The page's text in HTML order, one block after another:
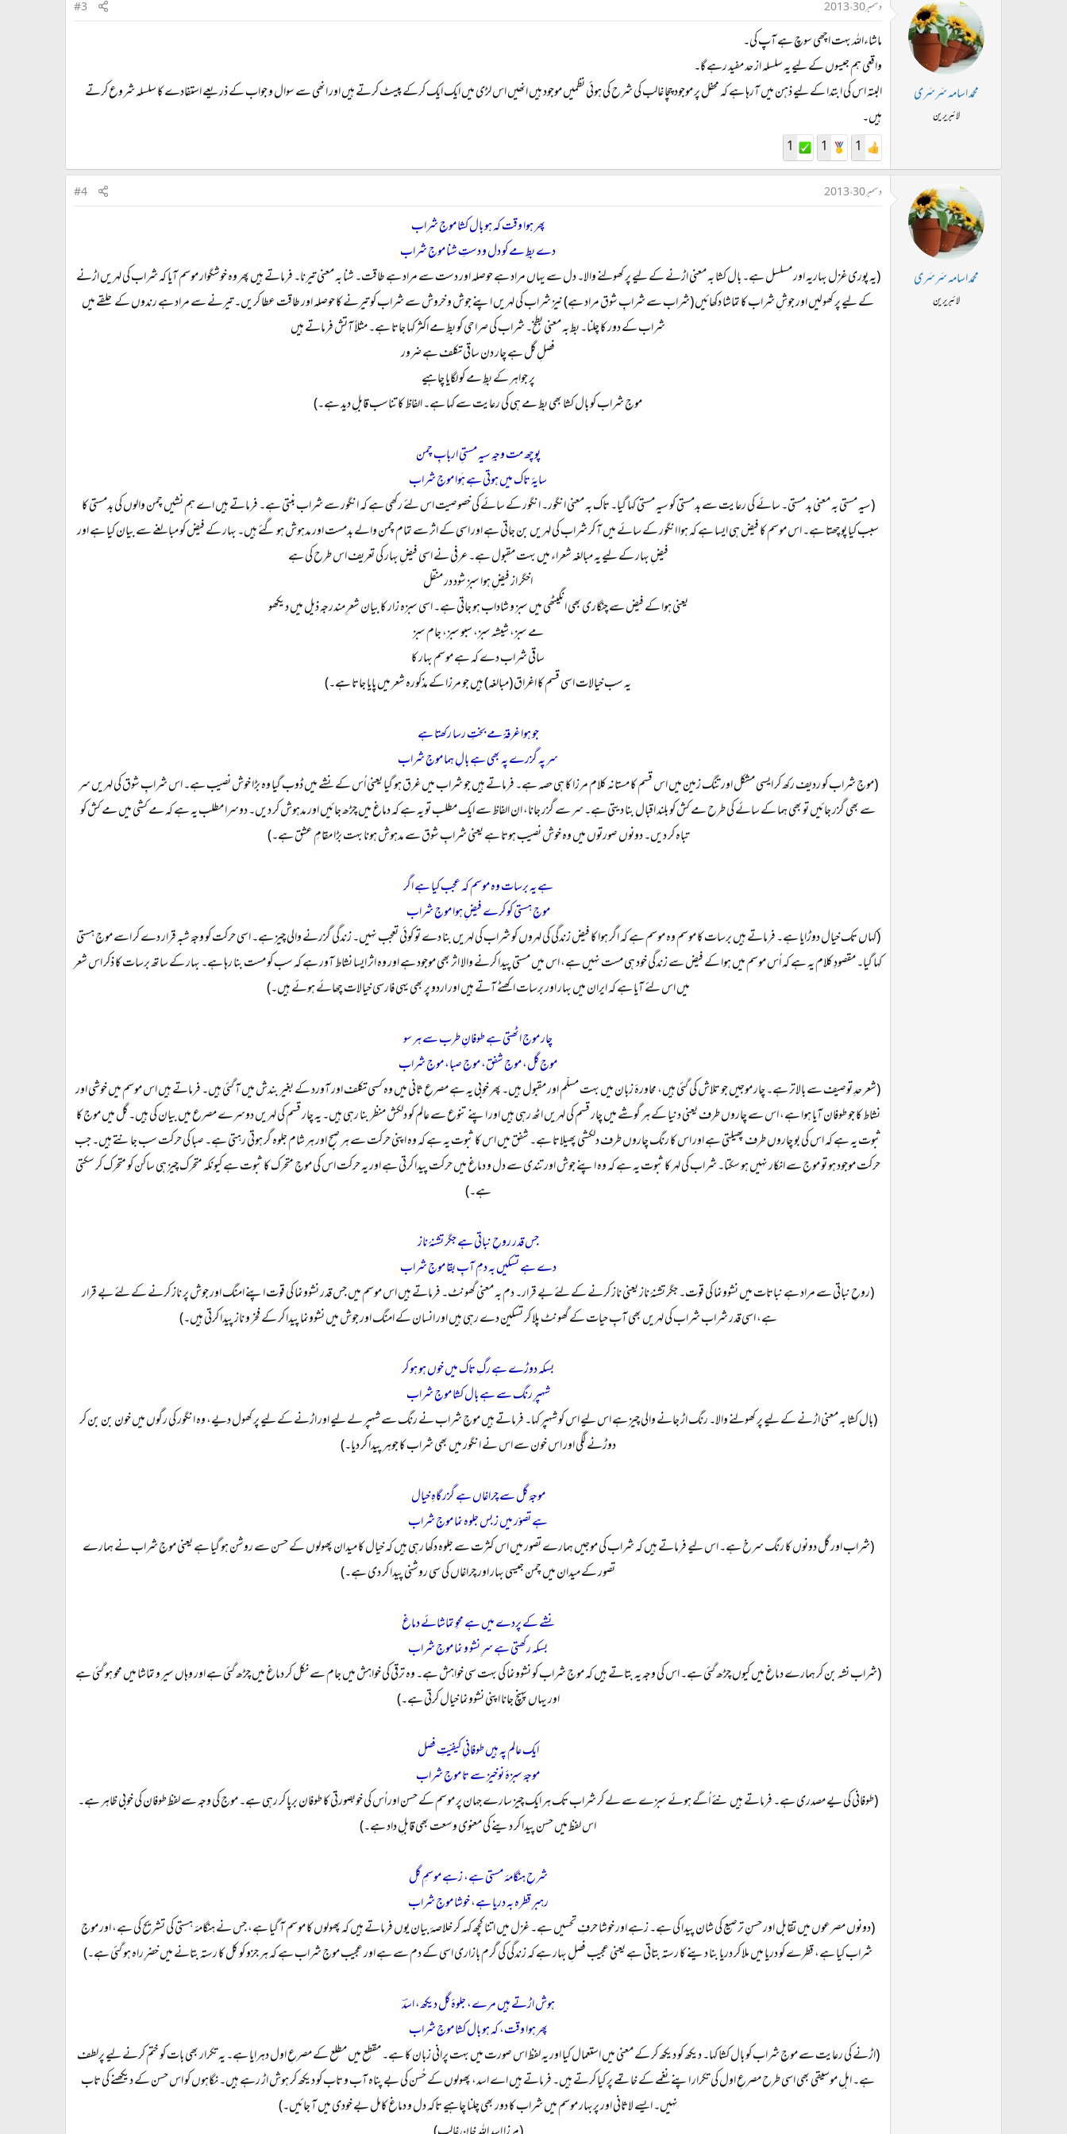
محمد اسامہ سَرسَری
لائبریرین
دسمبر 30، 2013 #3
ماشاءاللہ بہت اچھی سوچ ہے آپ کی۔
واقعی ہم جیسوں کے لیے یہ سلسلہ از حد مفید رہے گا۔
البتہ اس کی ابتدا کے لیے ذہن میں آرہا ہے کہ محفل پر موجود چچا غالب کی شرح کی ہوئی نظمیں موجود ہیں انھیں اس لڑی میں ایک ایک کرکے پیسٹ کرتے ہیں اور انھی سے سوال و جواب کے ذریعے استفادے کا سلسلہ شروع کرتے
ہیں۔
1
1
1
محمد اسامہ سَرسَری
لائبریرین
دسمبر 30، 2013 #4
پھر ہوا وقت کہ ہو بال کشا موجِ شراب
دے بطِ مے کو دل و دستِ شنا موجِ شراب
(یہ پوری غزل بہاریہ اور مسلسل ہے۔ بال کشا بہ معنی اڑنے کے لیے پر کھولنے والا۔ دل سے یہاں مراد ہے حوصلہ اور دست سے مراد ہے طاقت۔ شنا بہ معنی تیرنا۔ فرماتے ہیں پھر وہ خوشگوار موسم آیا کہ شراب کی لہریں اڑنے
کے لیے پر کھولیں اور جوشِ شراب کا تماشا دکھائیں (شراب سے شرابِ شوق مراد ہے) نیز شراب کی لہریں اپنے جوش و خروش سے شراب کو تیرنے کا حوصلہ اور طاقت عطا کریں۔ تیرنے سے مراد ہے رندوں کے حلقے میں
شراب کے دور کا چلنا۔ بط بہ معنی بطخ۔ شراب کی صراحی کو بطِ مے اکثر کہا جاتا ہے۔ مثلاً آتش فرماتے ہیں
فصلِ گل ہے چار دن ساقی تکلف ہے ضرور
پر جواہر کے بطِ مے کو لگایا چاہیے
موجِ شراب کو بال کشا بھی بطِ مے ہی کی رعایت سے کہا ہے۔ الفاظ کا تناسب قابلِ دید ہے۔)
پوچھ مت وجہِ سیہ مستیِ اربابِ چمن
سایۂ تاک میں ہوتی ہے ہَوا موجِ شراب
(سیہ مستی بہ معنی بدمستی۔ سائے کی رعایت سے بدمستی کو سیہ مستی کہا گیا۔ تاک بہ معنی انگور۔ انگور کے سائے کی خصوصیت اس لئے رکھی ہے کہ انگور سے شراب بنتی ہے۔ فرماتے ہیں اے ہم نشیں چمن والوں کی بدمستی کا
سبب کیا پوچھتا ہے۔ اس موسم کا فیض ہی ایسا ہے کہ ہوا انگور کے سائے میں آ کر شراب کی لہریں بن جاتی ہے اور اسی کے اثر سے تمام چمن والے بدمست اور مدہوش ہو گئے ہیں۔ بہار کے فیض کو مبالغے سے بیان کیا ہے اور
فیضِ بہار کے لیے یہ مبالغہ شعراء میں بہت مقبول ہے۔ عرفی نے اسی فیضِ بہار کی تعریف اس طرح کی ہے
اخگر از فیضِ ہوا سبز شود در منقل
یعنی ہوا کے فیض سے چنگاری بھی انگیٹھی میں سبز و شاداب ہو جاتی ہے۔ اسی سبزہ زار کا بیان شعرِ مندرجہ ذیل میں دیکھو
مے سبز، شیشہ سبز، سبو سبز، جام سبز
ساقی شراب دے کہ ہے موسم بہار کا
یہ سب خیالات اسی قسم کا اغراق (مبالغہ) ہیں جو مرزا کے مذکورہ شعر میں پایا جاتا ہے۔)
جو ہوا غرقۂ مے بختِ رسا رکھتا ہے
سر پہ گزرے پہ بھی ہے بالِ ہما موجِ شراب
(موجِ شراب کو ردیف رکھ کر ایسی مشکل اور تنگ زمین میں اس قسم کا مستانہ کلام مرزا کا ہی حصہ ہے۔ فرماتے ہیں جو شراب میں غرق ہو گیا یعنی اُس کے نشے میں ڈوب گیا وہ بڑا خوش نصیب ہے۔ اس شرابِ شوق کی لہریں سر
سے بھی گزر جائیں تو بھی ہما کے سائے کی طرح مے کش کو بلند اقبال بنا دیتی ہے۔ سر سے گزر جانا، ان الفاظ سے ایک مطلب تو یہ ہے کہ دماغ میں چڑھ جائیں اور مدہوش کر دیں۔ دوسرا مطلب یہ ہے کہ مے کشی میں مے کش کو
تباہ کر دیں۔ دونوں صورتوں میں وہ خوش نصیب ہوتا ہے یعنی شرابِ شوق سے مدہوش ہونا بہت بڑا مقامِ عشق ہے۔)
ہے یہ برسات وہ موسم کہ عجب کیا ہے اگر
موجِ ہستی کو کرے فیضِ ہوا موجِ شراب
(کہاں تک خیال دوڑایا ہے۔ فرماتے ہیں برسات کا موسم وہ موسم ہے کہ اگر ہوا کا فیض زندگی کی لہروں کو شراب کی لہریں بنا دے تو کوئی تعجب نہیں۔ زندگی گزرنے والی چیز ہے۔ اسی حرکت کو وجۂ شبہ قرار دے کر اسے موجِ ہستی
کہا گیا۔ مقصودِ کلام یہ ہے کہ اُس موسم میں ہوا کے فیض سے زندگی خود ہی مست نہیں ہے، اس میں مستی پیدا کرنے والا اثر بھی موجود ہے اور وہ اثر ایسا نشاط آور ہے کہ سب کو مست بنا رہا ہے۔ بہار کے ساتھ برسات کا ذکر اس شعر
میں اس لئے آیا ہے کہ ایران میں بہار اور برسات اکھٹے آتے ہیں اور اردو پر بھی یہی فارسی خیالات چھائے ہوئے ہیں۔)
چار موج اٹھتی ہے طوفانِ طرب سے ہر سو
موجِ گل، موجِ شفق، موجِ صبا، موجِ شراب
(شعر حدِ توصیف سے بالاتر ہے۔ چار موجیں جو تلاش کی گئی ہیں، محاورۂ زبان میں بہت مسلّم اور مقبول ہیں۔ پھر خوبی یہ ہے مصرعِ ثانی میں وہ کسی تکلف اور آورد کے بغیر بندش میں آ گئی ہیں۔ فرماتے ہیں اس موسم میں خوشی اور
نشاط کا جو طوفان آیا ہوا ہے، اس سے چاروں طرف یعنی دنیا کے ہر گوشے میں چار قسم کی لہریں اٹھ رہی ہیں اور اپنے تنوع سے عالم کو دلکش منظر بنا رہی ہیں۔ یہ چار قسم کی لہریں دوسرے مصرع میں بیان کی ہیں۔ گل میں موج کا
ثبوت یہ ہے کہ اس کی بو چاروں طرف پھیلتی ہے اور اس کا رنگ چاروں طرف دلکشی پھیلاتا ہے۔ شفق میں اس کا ثبوت یہ ہے کہ وہ اپنی حرکت سے ہر صبح اور ہر شام جلوہ گر ہوتی رہتی ہے۔ صبا کی حرکت سب جانتے ہیں۔ جب
حرکت موجود ہو تو موج سے انکار نہیں ہو سکتا۔ شراب کی لہر کا ثبوت یہ ہے کہ وہ اپنے جوش اور تندی سے دل و دماغ میں حرکت پیدا کرتی ہے اور یہ حرکت اس کی موجِ متحرک کا ثبوت ہے کیونکہ متحرک چیز ہی ساکن کو متحرک کر سکتی
ہے۔)
جس قدر روحِ نباتی ہے جگر تشنۂ ناز
دے ہے تسکیں بہ دمِ آبِ بقا موجِ شراب
(روحِ نباتی سے مراد ہے نباتات میں نشوونما کی قوت۔ جگر تشنۂ ناز یعنی ناز کرنے کے لئے بے قرار۔ دم بہ معنی گھونٹ۔ فرماتے ہیں اس موسم میں جس قدر نشوونما کی قوت اپنے امنگ اور جوش پر ناز کرنے کے لئے بے قرار
ہے، اسی قدر شراب شراب کی لہریں بھی آبِ حیات کے گھونٹ پلا کر تسکین دے رہی ہیں اور انسان کے امنگ اور جوش میں نشوونما پیدا کر کے فخر و ناز پیدا کرتی ہیں۔)
بسکہ دوڑے ہے رگِ تاک میں خوں ہو ہو کر
شہپرِ رنگ سے ہے بال کشا موجِ شراب
(بال کشا بہ معنی اڑنے کے لیے پر کھولنے والا۔ رنگ اڑ جانے والی چیز ہے اس لیے اس کو شہپر کہا۔ فرماتے ہیں موجِ شراب نے رنگ سے شہپر لے لیے اور اڑنے کے لیے پر کھول دیے، وہ انگور کی رگوں میں خون بن بن کر
دوڑنے لگی اور اس خون سے اس نے انگور میں بھی شراب کا جوہر پیدا کر دیا۔)
موجۂ گل سے چراغاں ہے گزر گاہِ خیال
ہے تصوّر میں ز بس جلوہ نما موجِ شراب
(شراب اور گل دونوں کا رنگ سرخ ہے۔ اس لیے فرماتے ہیں کہ شراب کی موجیں ہمارے تصور میں اس کثرت سے جلوہ دکھا رہی ہیں کہ خیال کا میدان پھولوں کے حسن سے روشن ہو گیا ہے یعنی موجِ شراب نے ہمارے
تصور کے میدان میں چمن جیسی بہار اور چراغاں کی سی روشنی پیدا کر دی ہے۔)
نشے کے پردے میں ہے محوِ تماشائے دماغ
بسکہ رکھتی ہے سرِ نشو و نما موجِ شراب
(شراب نشہ بن کر ہمارے دماغ میں کیوں چڑھ گئی ہے۔ اس کی وجہ یہ بتاتے ہیں کہ موجِ شراب کو نشوونما کی بہت سی خواہش ہے۔ وہ ترقی کی خواہش میں جام سے نکل کر دماغ میں چڑھ گئی ہے اور وہاں سیر و تماشا میں محو ہو گئی ہے
اور یہاں پہنچ جانا اپنی نشوونما خیال کرتی ہے۔)
ایک عالم پہ ہیں طوفانیِ کیفیّتِ فصل
موجۂ سبزۂ نوخیز سے تا موجِ شراب
(طوفانی کی یے مصدری ہے۔ فرماتے ہیں نئے اُگے ہوئے سبزے سے لے کر شراب تک ہر ایک چیز سارے جہان پر موسم کے حسن اور اُس کی خوبصورتی کا طوفان برپا کر رہی ہے۔ موج کی وجہ سے لفظ طوفان کی خوبی ظاہر ہے۔
اس لفظ میں حسن پیدا کر دینے کی معنوی وسعت بھی قابلِ داد ہے۔)
شرحِ ہنگامۂ مستی ہے، زہے موسمِ گل
رہبرِ قطرہ بہ دریا ہے، خوشا موجِ شراب
(دونوں مصرعوں میں تقابل اور حسنِ ترصیع کی شان پیدا کی ہے۔ زہے اور خوشا حرفِ تحسیں ہے۔ غزل میں اتنا کچھ کہہ کر خلاصۂ بیان یوں فرماتے ہیں کہ پھولوں کا موسم آ گیا ہے، جس نے ہنگامۂ ہستی کی تشریح کی ہے، اور موجِ
شراب کیا ہے، قطرے کو دریا میں ملا کر دریا بنا دینے کا رستہ بتاتی ہے یعنی عجیب فصلِ بہار ہے کہ زندگی کی گرم بازاری اسی کے دم سے ہے اور عجیب موجِ شراب ہے کہ ہر جزو کو کل کا رستہ بتانے میں خضرِ راہ ہو گئی ہے۔)
ہوش اڑتے ہیں مرے، جلوۂ گل دیکھ، اسدؔ
پھر ہوا وقت، کہ ہو بال کشا موجِ شراب
(اڑنے کی رعایت سے موجِ شراب کو بال کشا کہا۔ دیکھ کو دیکھ کر کے معنی میں استعمال کیا اور یہ لفظ اس صورت میں بہت پرانی زبان کا ہے۔ مقطع میں مطلع کے مصرعِ اول دہرایا ہے۔ یہ تکرار بھی بات کو ختم کرنے لیے پرلطف
ہے۔ اہلِ موسیقی بھی اسی طرح مصرعِ اول کی تکرار اپنے نغمے کے خاتمے پر کیا کرتے ہیں۔ فرماتے ہیں اے اسد، پھولوں کے حُسن کی بے پناہ آب و تاب کو دیکھ کر ہوش اڑ رہے ہیں۔ نگاہوں کو اس حسن کے دیکھنے کی تاب
نہیں۔ ایسے لاثانی اور پربہار موسم میں شراب کا دور بھی چلنا چاہیے تاکہ دل و دماغ کامل بے خودی میں آ جائیں۔)